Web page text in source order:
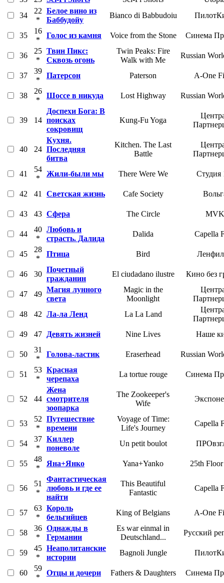
34
22
*
Белое вино из
Баббудойу
Bianco di Babbudoiu
35
16
*
Голос из камня Voice from the Stone Синема
36
25
*
Твин Пикс:
Сквозь огонь
Twin Peaks: Fire
Walk with Me
Russian
37
39
*
Патерсон Paterson A-One
38
26
*
Шоссе в никуда Lost Highway Russian
39 14
Доспехи Бога: В
поисках
сокровищ
Kung-Fu Yoga
40 24
Кухня.
Последняя
битва
Kitchen. The Last
Battle
41
54
*
Жили-были мы There Were We Студия
42 41 Светская жизнь Cafe Society
43 43 Сфера The Circle MVK
44
40
*
Любовь и
страсть. Далида
Dalida Capella
45
28
*
Птица Bird
46 30
Почетный
гражданин
El ciudadano ilustre Кино без
47 49
Магия лунного
света
Magic in the
Moonlight
48
42 Ла-ла Ленд La La Land
49
47 Девять жизней Nine Lives Наше
50
31
*
Голова-ластик Eraserhead Russian
51
53
*
Красная
черепаха
La tortue rouge Синема
52 44
Жена
смотрителя
зоопарка
The Zookeeper's
Wife
53
52
*
Путешествие
времени
Voyage of Time:
Life's Journey
Capella
54
37
*
Киллер
поневоле
Un petit boulot
55
48
*
Яна+Янко Yana+Yanko 25th
56
51
*
Фантастическая
любовь и где ее
найти
This Beautiful
Fantastic
Capella
57
63
*
Король
бельгийцев
King of Belgians A-One
58
36
*
Однажды в
Германии
Es war einmal in
Deutschland...
Русский
59
45
*
Неаполитанские
истории
Bagnoli Jungle
60
59
*
Отцы и дочери Fathers & Daughters Синема